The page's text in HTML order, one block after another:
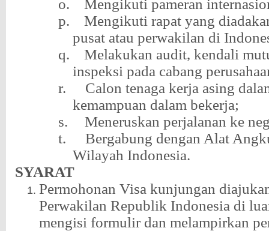
o.
Mengikuti pameran
p.
Mengikuti rapat yang
pusat atau perwakilan di
q.
Melakukan audit, kendali
inspeksi pada cabang
r.
Calon tenaga kerja asing
kemampuan dalam bekerja;
s.
Meneruskan perjalanan ke
t.
Bergabung dengan Alat
Wilayah Indonesia.
SYARAT
Permohonan Visa kunjungan
Perwakilan Republik Indonesia di
mengisi formulir dan melampirkan